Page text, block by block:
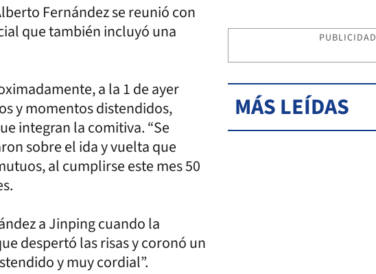
Fernández se reunió con
que también incluyó una
a la 1 de ayer
y momentos distendidos,
integran la comitiva. “Se
sobre el ida y vuelta que
al cumplirse este mes 50
a Jinping cuando la
despertó las risas y coronó un
y muy cordial”.
PUBLICIDAD
MÁS LEÍDAS